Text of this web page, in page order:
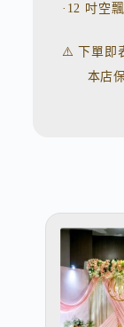
·12 吋空
⚠️ 下單即
本店保